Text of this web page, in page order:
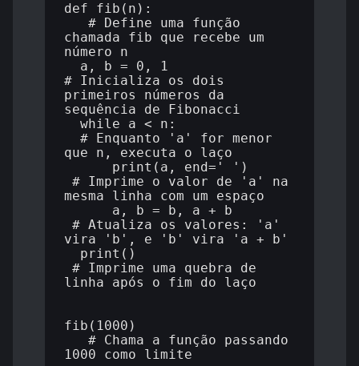
def fib(n):
# Define uma função
chamada fib que recebe um
número n
a, b = 0, 1
# Inicializa os dois
primeiros números da
sequência de Fibonacci
while a < n:
# Enquanto 'a' for menor
que n, executa o laço
print(a, end=' ')
# Imprime o valor de 'a' na
mesma linha com um espaço
a, b = b, a + b
# Atualiza os valores: 'a'
vira 'b', e 'b' vira 'a + b'
print()
# Imprime uma quebra de
linha após o fim do laço
fib(1000)
# Chama a função passando
1000 como limite